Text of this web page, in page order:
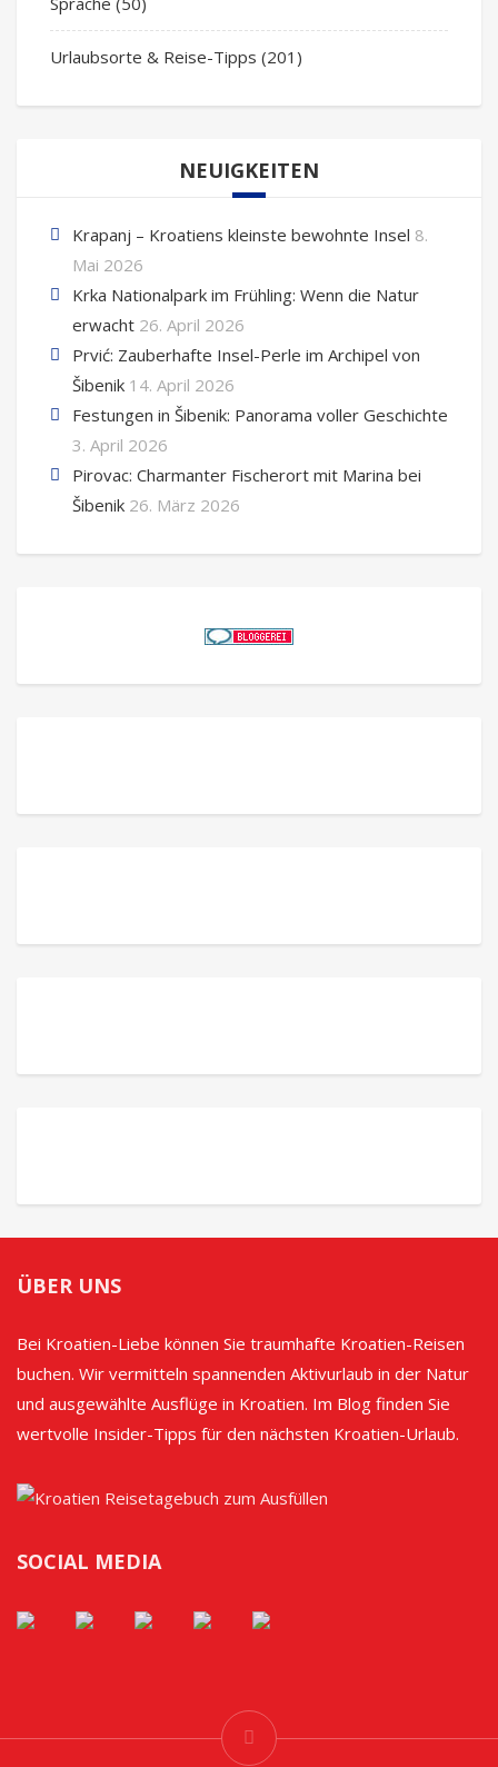
Urlaubsorte & Reise-Tipps (201)
NEUIGKEITEN
Krapanj – Kroatiens kleinste bewohnte Insel 8.
Mai 2026
Krka Nationalpark im Frühling: Wenn die Natur
erwacht 26. April 2026
Prvić: Zauberhafte Insel-Perle im Archipel von
Šibenik 14. April 2026
Festungen in Šibenik: Panorama voller Geschichte
3. April 2026
Pirovac: Charmanter Fischerort mit Marina bei
Šibenik 26. März 2026
ÜBER UNS
Bei Kroatien-Liebe können Sie traumhafte Kroatien-Reisen
buchen. Wir vermitteln spannenden Aktivurlaub in der Natur
und ausgewählte Ausflüge in Kroatien. Im Blog finden Sie
wertvolle Insider-Tipps für den nächsten Kroatien-Urlaub.
SOCIAL MEDIA